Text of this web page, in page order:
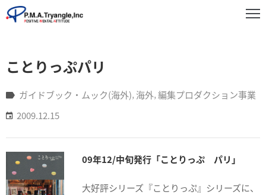
ことりっぷパリ
ガイドブック・ムック(海外)‚ 海外‚編集プロダクション事業
2009.12.15
09年12/中旬発行「ことりっぷ パリ」
大好評シリーズ『ことりっぷ』シリーズに、